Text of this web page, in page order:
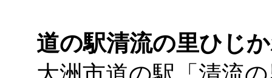
道の駅清流の里ひじ